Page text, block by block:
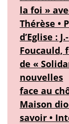
la foi »
Thérèse •
d’Eglise :
Foucauld,
de «
nouvelles
face au
Maison
savoir •